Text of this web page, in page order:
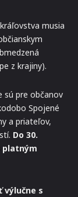
musia
z krajiny).
sú pre občanov
Spojené
a priateľov,
Do 30.
platným
výlučne s